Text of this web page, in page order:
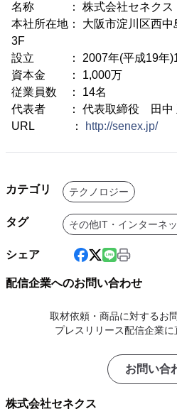
名称 ： 株式会社セネクス
本社所在地： 大阪市淀川区西
3F
設立 ： 2007年(平成19年)1
資本金 ： 1,000万
従業員数 ： 14名
代表者 ： 代表取締役 田中
URL ：
http://senex.jp/
カテゴリ テクノロジー
タグ その他IT・インターネ
シェア
配信企業へのお問い合わせ
取材依頼・商品に対するお
プレスリリース配信企業に
お問い合
株式会社セネクス